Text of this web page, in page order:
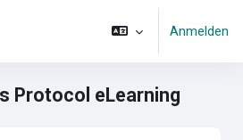
Anmelden
Protocol eLearning